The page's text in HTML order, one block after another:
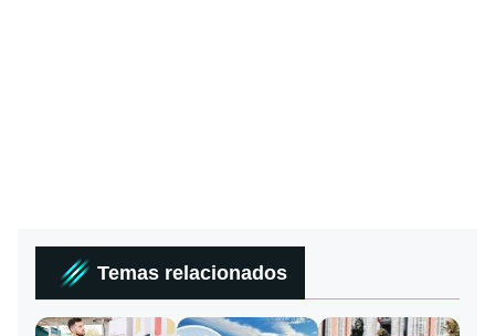
Temas relacionados